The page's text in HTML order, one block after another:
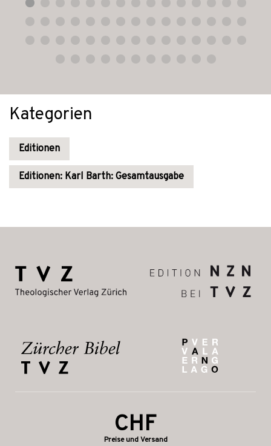
Kategorien
Editionen
Editionen: Karl Barth: Gesamtausgabe
CHF
Preise und Versand